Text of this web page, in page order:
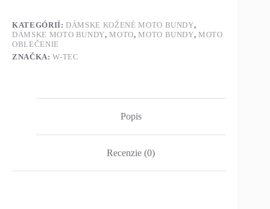
KATEGÓRIÍ:DÁMSKE KOŽENÉ MOTO BUNDY,
DÁMSKE MOTO BUNDY,MOTO,MOTO BUNDY,MOTO
OBLEČENIE
ZNAČKA:W-TEC
Popis
Recenzie (0)